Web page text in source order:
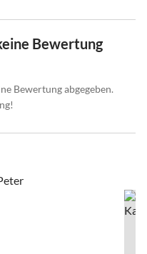
Bewertung
Bewertung abgegeben.